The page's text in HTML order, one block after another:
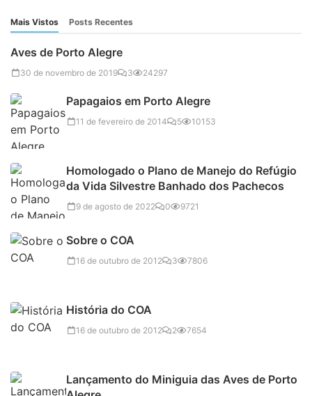
Mais Vistos Posts Recentes
Aves de Porto Alegre
30 de novembro de 2019 3 24297
Papagaios em Porto Alegre
11 de fevereiro de 2014 5 10153
Homologado o Plano de Manejo do Refúgio
da Vida Silvestre Banhado dos Pachecos
9 de agosto de 2022 0 9721
Sobre o COA
16 de outubro de 2012 3 7806
História do COA
16 de outubro de 2012 2 7654
Lançamento do Miniguia das Aves de Porto